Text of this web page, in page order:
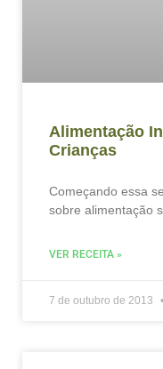
Alimentação
Crianças
Começando essa
sobre alimentação
VER RECEITA »
7 de outubro de 2013